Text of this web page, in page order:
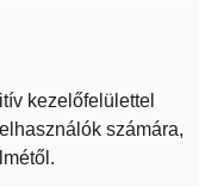
kezelőfelülettel
számára,